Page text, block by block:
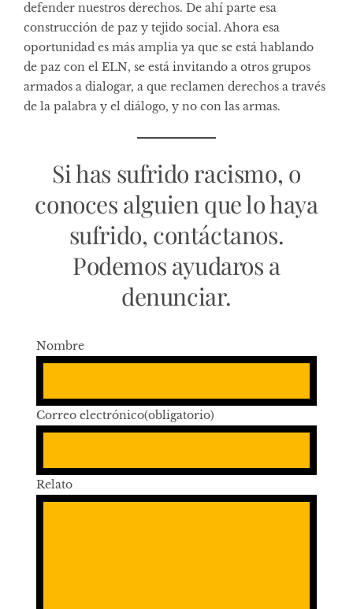
defender nuestros derechos. De ahí parte esa
construcción de paz y tejido social. Ahora esa
oportunidad es más amplia ya que se está hablando
de paz con el ELN, se está invitando a otros grupos
armados a dialogar, a que reclamen derechos a través
de la palabra y el diálogo, y no con las armas.
Si has sufrido racismo, o
conoces alguien que lo haya
sufrido, contáctanos.
Podemos ayudaros a
denunciar.
Nombre
Correo electrónico(obligatorio)
Relato